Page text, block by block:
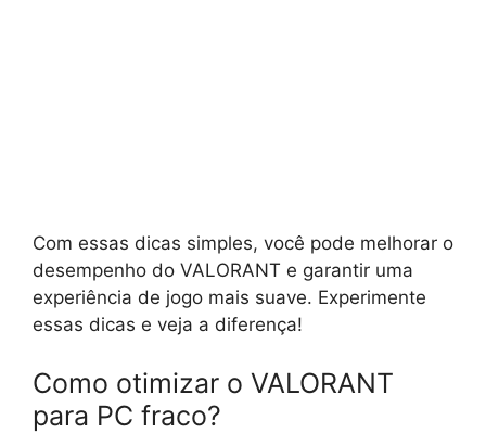
Com essas dicas simples, você pode melhorar o
desempenho do VALORANT e garantir uma
experiência de jogo mais suave. Experimente
essas dicas e veja a diferença!
Como otimizar o VALORANT
para PC fraco?